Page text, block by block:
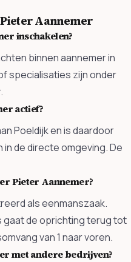
Aannemer
inschakelen?
binnen aannemer in
specialisaties zijn onder
actief?
Poeldijk en is daardoor
de directe omgeving. De
Pieter Aannemer?
als eenmanszaak.
de oprichting terug tot
van 1 naar voren.
met andere bedrijven?